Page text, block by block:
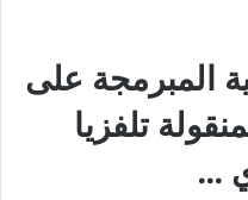
المبرمجة على
تلفزيا
…